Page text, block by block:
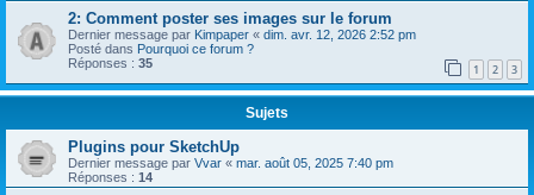
2: Comment poster ses images sur le forum
Dernier message par Kimpaper « dim. avr. 12, 2026 2:52 pm
Posté dans Pourquoi ce forum ?
Réponses : 35 1 2 3
Sujets
Plugins pour SketchUp
Dernier message par Vvar « mar. août 05, 2025 7:40 pm
Réponses : 14